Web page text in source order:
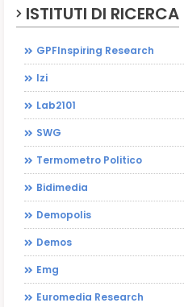
ISTITUTI DI RICERCA
GPFInspiring Research
Izi
Lab2101
SWG
Termometro Politico
Bidimedia
Demopolis
Demos
Emg
Euromedia Research